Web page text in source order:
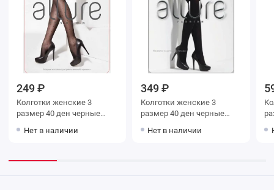
249 ₽
Колготки женские 3
размер 40 ден черные
Нет в наличии
349 ₽
Колготки женские 3
размер 40 ден черные
Нет в наличии